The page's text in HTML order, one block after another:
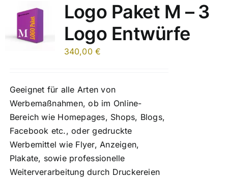
Logo Paket M – 3
Logo Entwürfe
340,00€
Geeignet für alle Arten von
Werbemaßnahmen, ob im Online-
Bereich wie Homepages, Shops, Blogs,
Facebook etc., oder gedruckte
Werbemittel wie Flyer, Anzeigen,
Plakate, sowie professionelle
Weiterverarbeitung durch Druckereien